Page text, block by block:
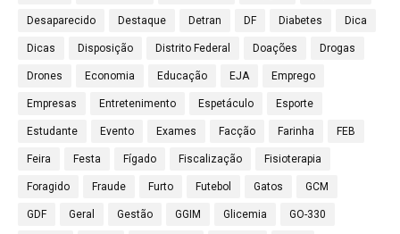
Desaparecido Destaque Detran DF Diabetes Dica
Dicas Disposição Distrito Federal Doações Drogas
Drones Economia Educação EJA Emprego
Empresas Entretenimento Espetáculo Esporte
Estudante Evento Exames Facção Farinha FEB
Feira Festa Fígado Fiscalização Fisioterapia
Foragido Fraude Furto Futebol Gatos GCM
GDF Geral Gestão GGIM Glicemia GO-330